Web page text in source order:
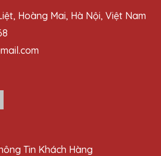
QTG và lần nào cũng hài lòng
và dịch vụ. Sẽ tiếp tục ủng hộ!
Hoàng Mai, Hà Nội, Việt Nam
Tin Khách Hàng